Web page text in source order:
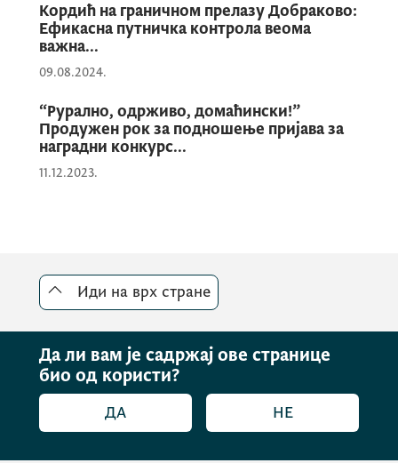
интернетом коју је обезбиједио партнер
кампање, компанија Оне. На овај начин
додатно се унапређује искуство боравка у
као земље отворене, гостољубиве и
посвећене квалитету туристичког
доживљаја.
Подгорицаовом приликом и истакла је да
први утисак често одређује цјелокупно
искуство путовања.
„Европска туристичка комисија
прогласила је у априлу Црну Гору најбоље
Кордић на граничном прелазу Добраково:
Ефикасна путничка контрола веома
важна...
09.08.2024.
“Рурално, одрживо, домаћински!”
Продужен рок за подношење пријава за
наградни конкурс...
11.12.2023.
Иди на врх стране
Да ли вам је садржај ове странице
био од користи?
ДА НЕ